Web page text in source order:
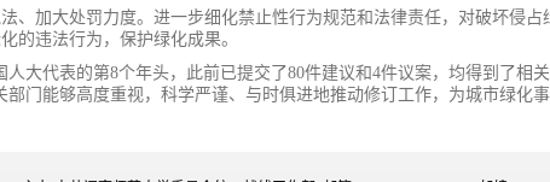
、加大处罚力度。进一步细化禁止性行为规范和法律责任，对破坏侵
的违法行为，保护绿化成果。
人大代表的第8个年头，此前已提交了80件建议和4件议案，均得到了相
部门能够高度重视，科学严谨、与时俱进地推动修订工作，为城市绿化